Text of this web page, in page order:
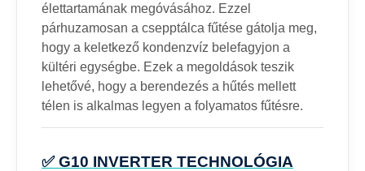
élettartamának megóvásához. Ezzel
párhuzamosan a csepptálca fűtése gátolja meg,
hogy a keletkező kondenzvíz belefagyjon a
kültéri egységbe. Ezek a megoldások teszik
lehetővé, hogy a berendezés a hűtés mellett
télen is alkalmas legyen a folyamatos fűtésre.
✅ G10 INVERTER TECHNOLÓGIA